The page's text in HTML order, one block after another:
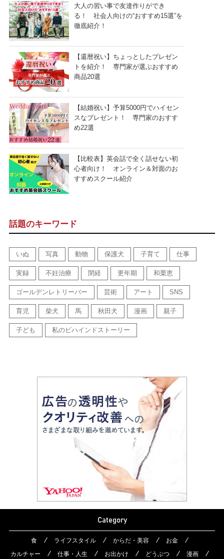
大人の習い事で友達作りができ
る！ 社会人向けの“おすすめ15選”を
徹底紹介！
【還暦祝い】ちょっとしたプレゼン
トを紹介！ 専門家が選ぶおすすめ
商品20選
【結婚祝い】予算5000円でハイセン
スなプレゼント！ 専門家のおすす
め22選
【比較表】英会話で全く話せない初
心者向け！ オンライン＆対面のお
すすめスクール紹介
話題のキーワード
いぬ 写真 動物 保護犬 子育て 仕事
実録 不妊治療 閉経 更年期 和栗恵
ゴールデンレトリーバー 芸術 アート SNS
育児 柴犬 馬 秋田犬 漫画 親子
子ども 私のビハインドストーリー
Category
食 ライフスタイル からだ・美容
お金
カルチャー
仕事・人生 お出かけ どうぶつ 漫画